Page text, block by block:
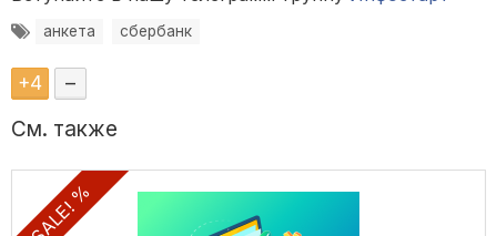
анкета сбербанк
+4 –
См. также
SALE! %